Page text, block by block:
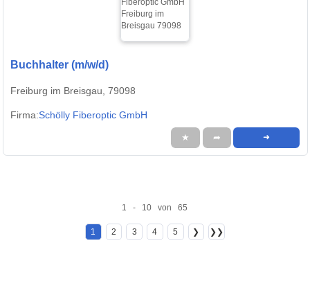
Buchhalter (m/w/d)
Freiburg im Breisgau, 79098
Firma:Schölly Fiberoptic GmbH
★ ➦ ➜
1 - 10 von 65
1 2 3 4 5 ❯ ❯❯